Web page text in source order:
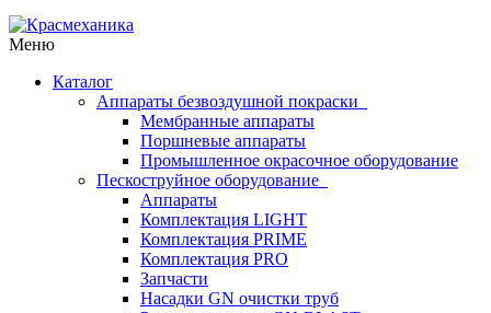
Меню
Каталог
Аппараты безвоздушной покраски
Мембранные аппараты
Поршневые аппараты
Промышленное окрасочное оборудование
Пескоструйное оборудование
Аппараты
Комплектация LIGHT
Комплектация PRIME
Комплектация PRO
Запчасти
Насадки GN очистки труб